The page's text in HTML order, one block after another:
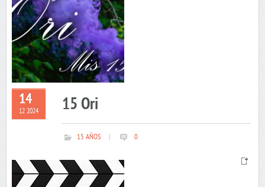
14
12 2024 15 Ori
15 AÑOS 0